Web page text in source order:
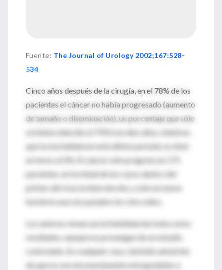
Fuente: The Journal of Urology 2002;167:528-
534
Cinco años después de la cirugía, en el 78% de los
pacientes el cáncer no había progresado (aumento
de tamaño o diseminación), un porcentaje que sólo
se había reducido al 75% tras diez años, mientras
que la mortalidad en este último período se situó
en torno al 2%. El cáncer sólo progresó en 175
pacientes, en la mitad de los casos dentro del
primer año tras la intervención, y sólo en nueve
hombres una vez pasados los cinco años.
Los autores remarcan la fiabilidad de todos estos
resultados, aunque no provengan de un estudio
controlado. En cualquier caso, también advierten
de que no son necesariamente extrapolables a